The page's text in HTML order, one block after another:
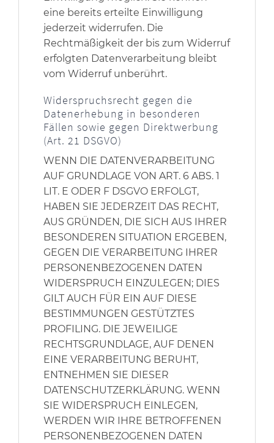
eine bereits erteilte Einwilligung
jederzeit widerrufen. Die
Rechtmäßigkeit der bis zum Widerruf
erfolgten Datenverarbeitung bleibt
vom Widerruf unberührt.
Widerspruchsrecht gegen die
Datenerhebung in besonderen
Fällen sowie gegen Direktwerbung
(Art. 21 DSGVO)
WENN DIE DATENVERARBEITUNG
AUF GRUNDLAGE VON ART. 6 ABS. 1
LIT. E ODER F DSGVO ERFOLGT,
HABEN SIE JEDERZEIT DAS RECHT,
AUS GRÜNDEN, DIE SICH AUS IHRER
BESONDEREN SITUATION ERGEBEN,
GEGEN DIE VERARBEITUNG IHRER
PERSONENBEZOGENEN DATEN
WIDERSPRUCH EINZULEGEN; DIES
GILT AUCH FÜR EIN AUF DIESE
BESTIMMUNGEN GESTÜTZTES
PROFILING. DIE JEWEILIGE
RECHTSGRUNDLAGE, AUF DENEN
EINE VERARBEITUNG BERUHT,
ENTNEHMEN SIE DIESER
DATENSCHUTZERKLÄRUNG. WENN
SIE WIDERSPRUCH EINLEGEN,
WERDEN WIR IHRE BETROFFENEN
PERSONENBEZOGENEN DATEN